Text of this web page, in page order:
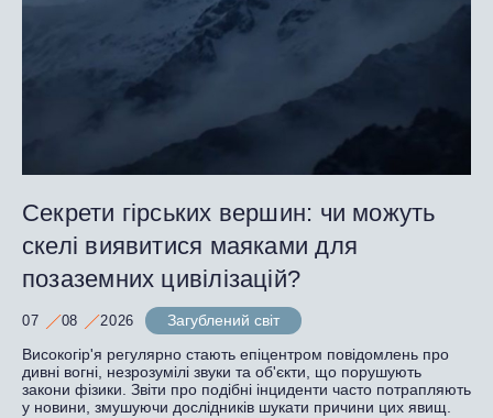
Секрети гірських вершин: чи можуть
скелі виявитися маяками для
позаземних цивілізацій?
07 08 2026
Загублений світ
Високогір'я регулярно стають епіцентром повідомлень про
дивні вогні, незрозумілі звуки та об'єкти, що порушують
закони фізики. Звіти про подібні інциденти часто потрапляють
у новини, змушуючи дослідників шукати причини цих явищ.